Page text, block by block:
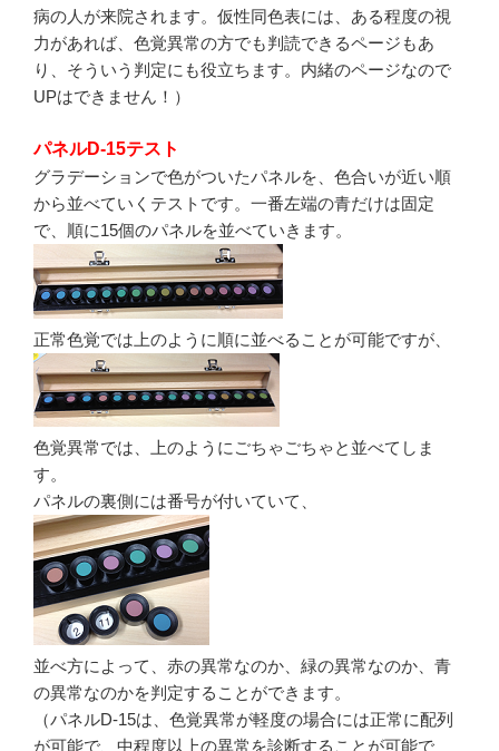
病の人が来院されます。仮性同色表には、ある程度の視
力があれば、色覚異常の方でも判読できるページもあ
り、そういう判定にも役立ちます。内緒のページなので
UPはできません！）
パネルD-15テスト
グラデーションで色がついたパネルを、色合いが近い順
から並べていくテストです。一番左端の青だけは固定
で、順に15個のパネルを並べていきます。
正常色覚では上のように順に並べることが可能ですが、
色覚異常では、上のようにごちゃごちゃと並べてしま
す。
パネルの裏側には番号が付いていて、
並べ方によって、赤の異常なのか、緑の異常なのか、青
の異常なのかを判定することができます。
（パネルD-15は、色覚異常が軽度の場合には正常に配列
が可能で、中程度以上の異常を診断することが可能で